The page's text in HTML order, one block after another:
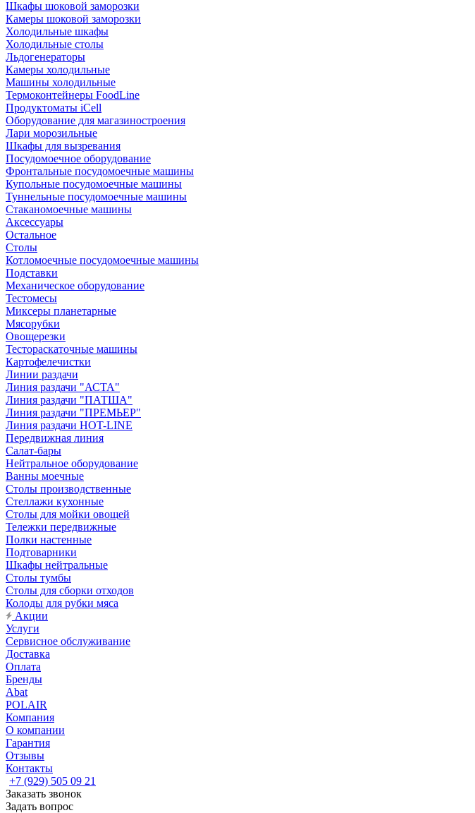
Шкафы шоковой заморозки
Камеры шоковой заморозки
Холодильные шкафы
Холодильные столы
Льдогенераторы
Камеры холодильные
Машины холодильные
Термоконтейнеры FoodLine
Продуктоматы iCell
Оборудование для магазиностроения
Лари морозильные
Шкафы для вызревания
Посудомоечное оборудование
Фронтальные посудомоечные машины
Купольные посудомоечные машины
Туннельные посудомоечные машины
Стаканомоечные машины
Аксессуары
Остальное
Столы
Котломоечные посудомоечные машины
Подставки
Механическое оборудование
Тестомесы
Миксеры планетарные
Мясорубки
Овощерезки
Тестораскаточные машины
Картофелечистки
Линии раздачи
Линия раздачи "АСТА"
Линия раздачи "ПАТША"
Линия раздачи "ПРЕМЬЕР"
Линия раздачи HOT-LINE
Передвижная линия
Салат-бары
Нейтральное оборудование
Ванны моечные
Столы производственные
Стеллажи кухонные
Столы для мойки овощей
Тележки передвижные
Полки настенные
Подтоварники
Шкафы нейтральные
Столы тумбы
Столы для сборки отходов
Колоды для рубки мяса
Акции
Услуги
Сервисное обслуживание
Доставка
Оплата
Бренды
Abat
POLAIR
Компания
О компании
Гарантия
Отзывы
Контакты
+7 (929) 505 09 21
Заказать звонок
Задать вопрос